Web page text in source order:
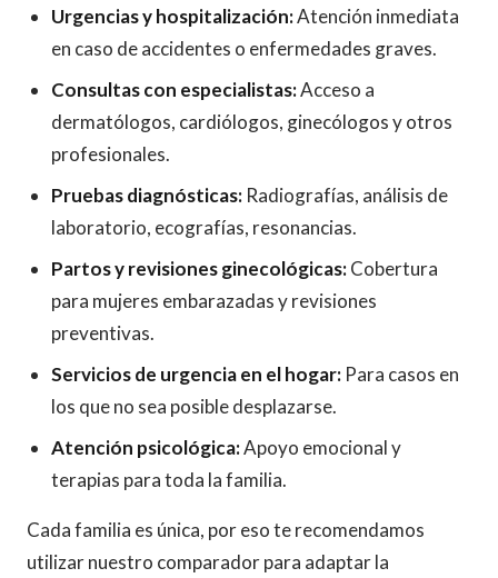
Urgencias y hospitalización:Atención inmediata
en caso de accidentes o enfermedades graves.
Consultas con especialistas:Acceso a
dermatólogos, cardiólogos, ginecólogos y otros
profesionales.
Pruebas diagnósticas: Radiografías, análisis de
laboratorio, ecografías, resonancias.
Partos y revisiones ginecológicas:Cobertura
para mujeres embarazadas y revisiones
preventivas.
Servicios de urgencia en el hogar: Para casos en
los que no sea posible desplazarse.
Atención psicológica:Apoyo emocional y
terapias para toda la familia.
Cada familia es única, por eso te recomendamos
utilizar nuestro comparador para adaptar la